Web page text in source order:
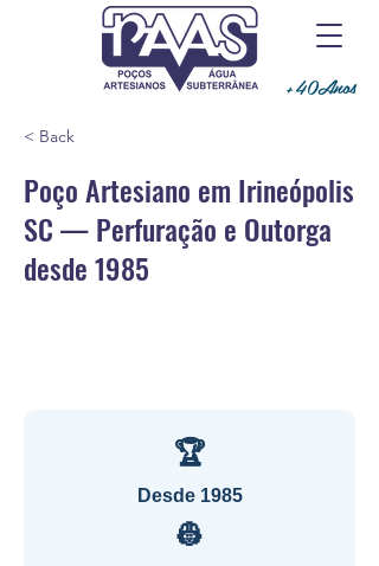
+40Anos
< Back
Poço Artesiano em Irineópolis
SC — Perfuração e Outorga
desde 1985
🏆
Desde 1985
👷